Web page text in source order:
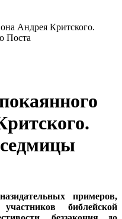
примеров,
библейской